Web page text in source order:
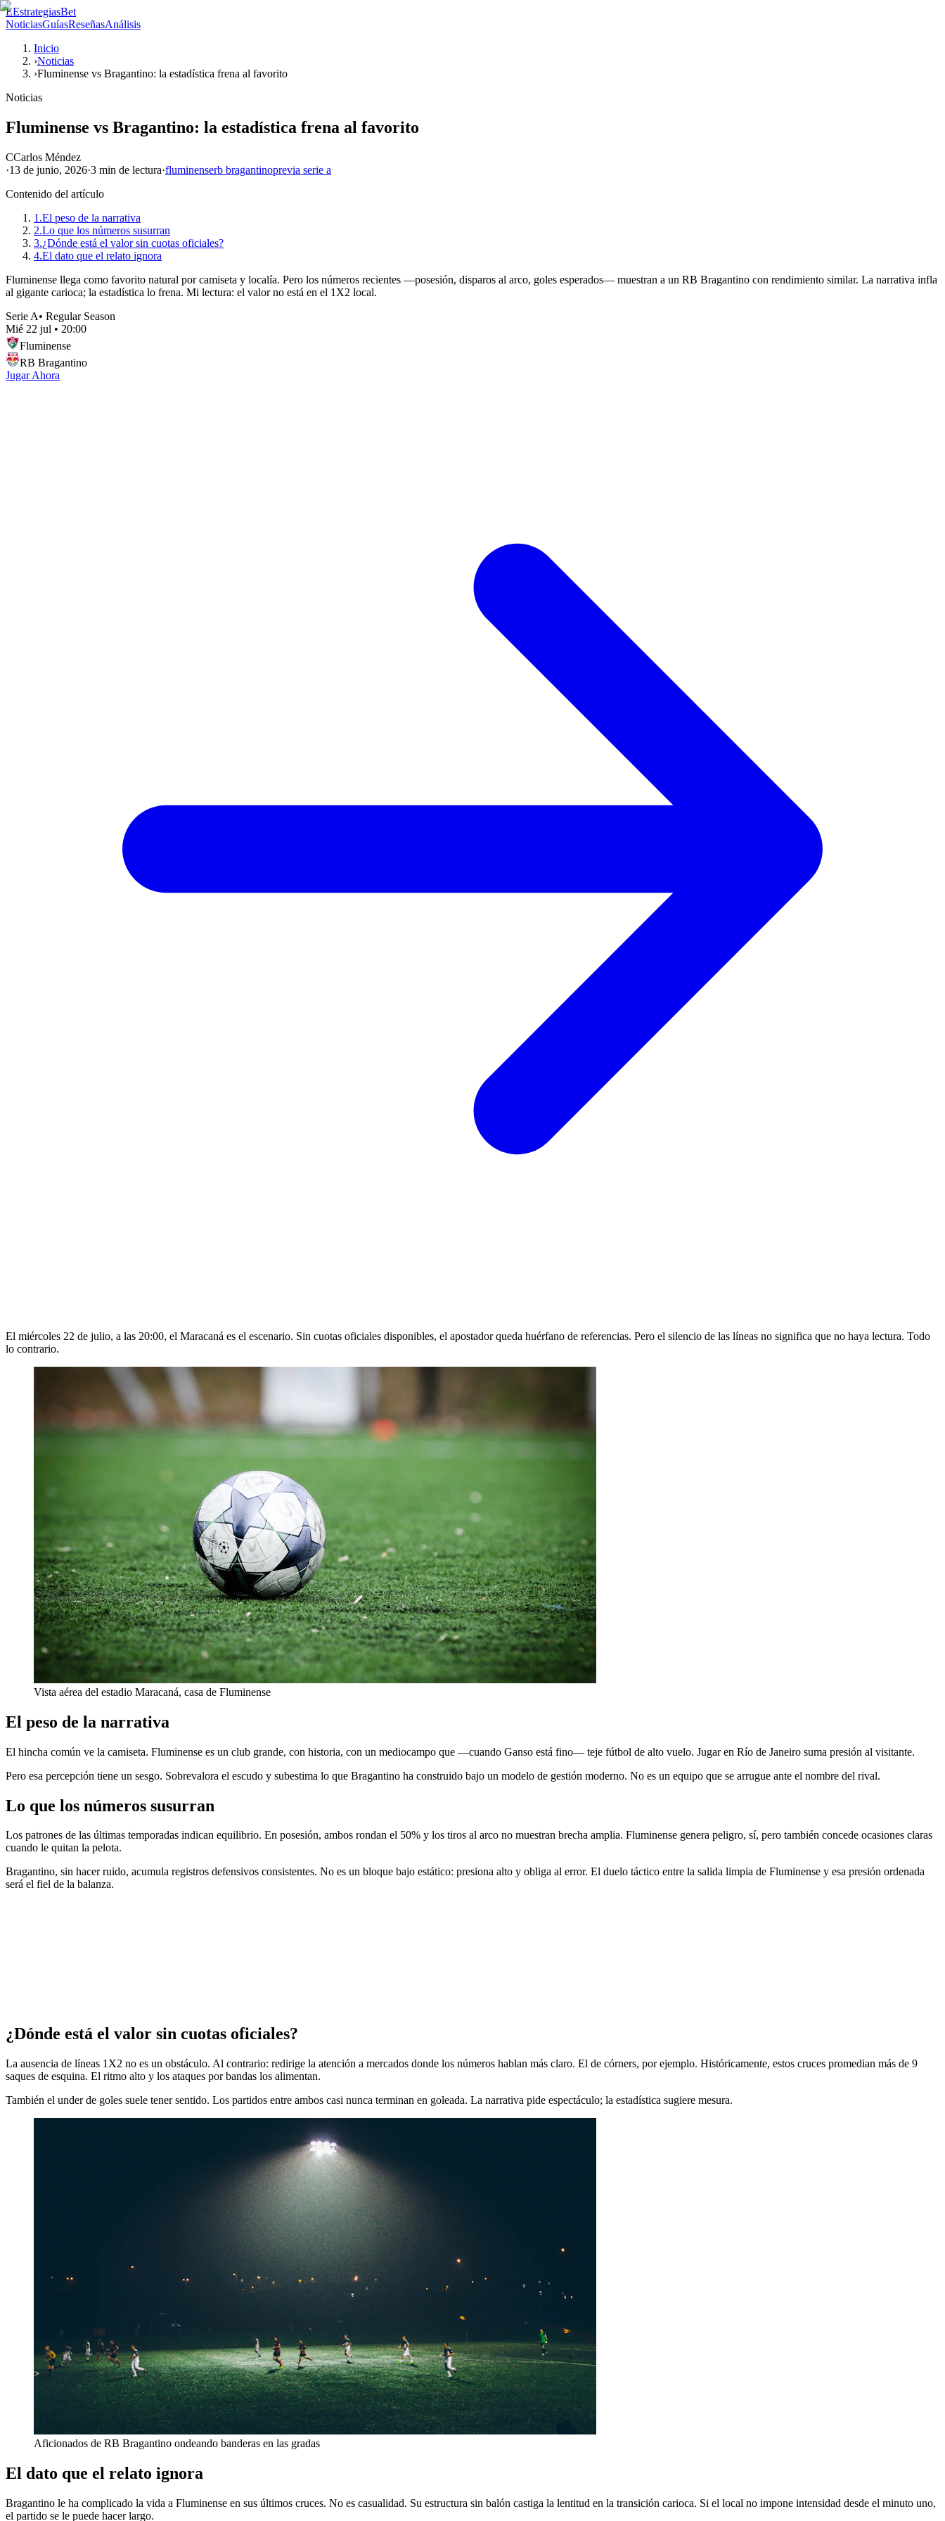
EEstrategiasBet
NoticiasGuíasReseñasAnálisis
Inicio
›Noticias
›Fluminense vs Bragantino: la estadística frena al favorito
Noticias
Fluminense vs Bragantino: la estadística frena al favorito
CCarlos Méndez
·13 de junio, 2026·3 min de lectura·fluminenserb bragantinoprevia serie a
Contenido del artículo
1.El peso de la narrativa
2.Lo que los números susurran
3.¿Dónde está el valor sin cuotas oficiales?
4.El dato que el relato ignora
Fluminense llega como favorito natural por camiseta y localía. Pero los números recientes —posesión, disparos al arco, goles esperados— muestran a un RB Bragantino con rendimiento similar. La narrativa infla
al gigante carioca; la estadística lo frena. Mi lectura: el valor no está en el 1X2 local.
Serie A• Regular Season
Mié 22 jul • 20:00
Fluminense
RB Bragantino
Jugar Ahora
El miércoles 22 de julio, a las 20:00, el Maracaná es el escenario. Sin cuotas oficiales disponibles, el apostador queda huérfano de referencias. Pero el silencio de las líneas no significa que no haya lectura. Todo
lo contrario.
Vista aérea del estadio Maracaná, casa de Fluminense
El peso de la narrativa
El hincha común ve la camiseta. Fluminense es un club grande, con historia, con un mediocampo que —cuando Ganso está fino— teje fútbol de alto vuelo. Jugar en Río de Janeiro suma presión al visitante.
Pero esa percepción tiene un sesgo. Sobrevalora el escudo y subestima lo que Bragantino ha construido bajo un modelo de gestión moderno. No es un equipo que se arrugue ante el nombre del rival.
Lo que los números susurran
Los patrones de las últimas temporadas indican equilibrio. En posesión, ambos rondan el 50% y los tiros al arco no muestran brecha amplia. Fluminense genera peligro, sí, pero también concede ocasiones claras
cuando le quitan la pelota.
Bragantino, sin hacer ruido, acumula registros defensivos consistentes. No es un bloque bajo estático: presiona alto y obliga al error. El duelo táctico entre la salida limpia de Fluminense y esa presión ordenada
será el fiel de la balanza.
¿Dónde está el valor sin cuotas oficiales?
La ausencia de líneas 1X2 no es un obstáculo. Al contrario: redirige la atención a mercados donde los números hablan más claro. El de córners, por ejemplo. Históricamente, estos cruces promedian más de 9
saques de esquina. El ritmo alto y los ataques por bandas los alimentan.
También el under de goles suele tener sentido. Los partidos entre ambos casi nunca terminan en goleada. La narrativa pide espectáculo; la estadística sugiere mesura.
Aficionados de RB Bragantino ondeando banderas en las gradas
El dato que el relato ignora
Bragantino le ha complicado la vida a Fluminense en sus últimos cruces. No es casualidad. Su estructura sin balón castiga la lentitud en la transición carioca. Si el local no impone intensidad desde el minuto uno,
el partido se le puede hacer largo.